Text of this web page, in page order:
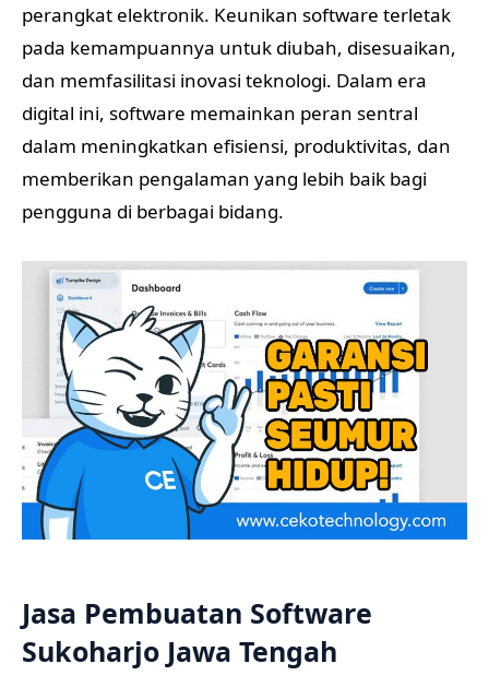
perangkat elektronik. Keunikan software terletak
pada kemampuannya untuk diubah, disesuaikan,
dan memfasilitasi inovasi teknologi. Dalam era
digital ini, software memainkan peran sentral
dalam meningkatkan efisiensi, produktivitas, dan
memberikan pengalaman yang lebih baik bagi
pengguna di berbagai bidang.
Jasa Pembuatan Software
Sukoharjo Jawa Tengah